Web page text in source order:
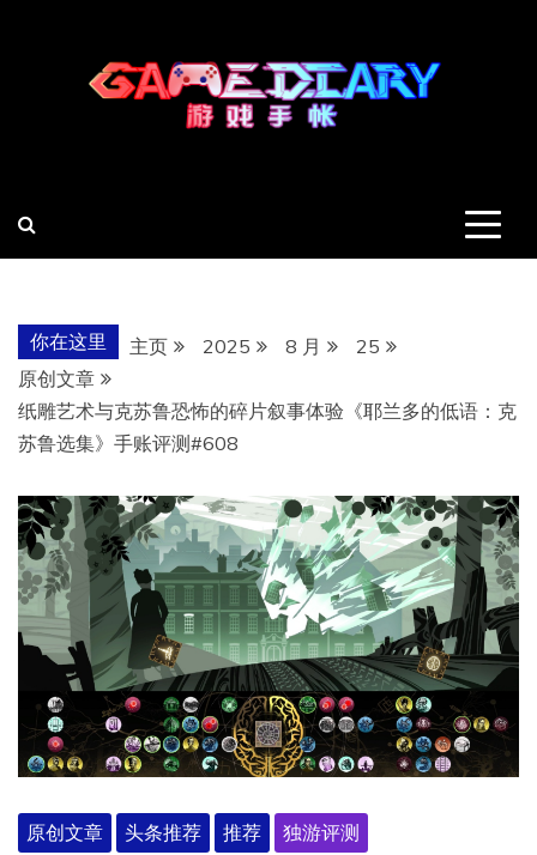
你在这里 主页 2025 8 月
25
原创文章
纸雕艺术与克苏鲁恐怖的碎片叙事体验《耶兰多的低语：克
苏鲁选集》手账评测#608
原创文章 头条推荐 推荐 独游评测